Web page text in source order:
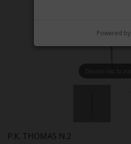
P.K. THOMAS N.2
Powered by